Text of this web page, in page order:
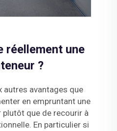
réellement une
?
autres avantages que
en empruntant une
plutôt que de recourir à
En particulier si